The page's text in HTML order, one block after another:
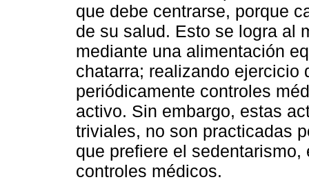
que debe centrarse, porque
de su salud. Esto se logra al
mediante una alimentación
chatarra; realizando ejercicio
periódicamente controles
activo. Sin embargo, estas
triviales, no son practicadas
que prefiere el
controles médicos.